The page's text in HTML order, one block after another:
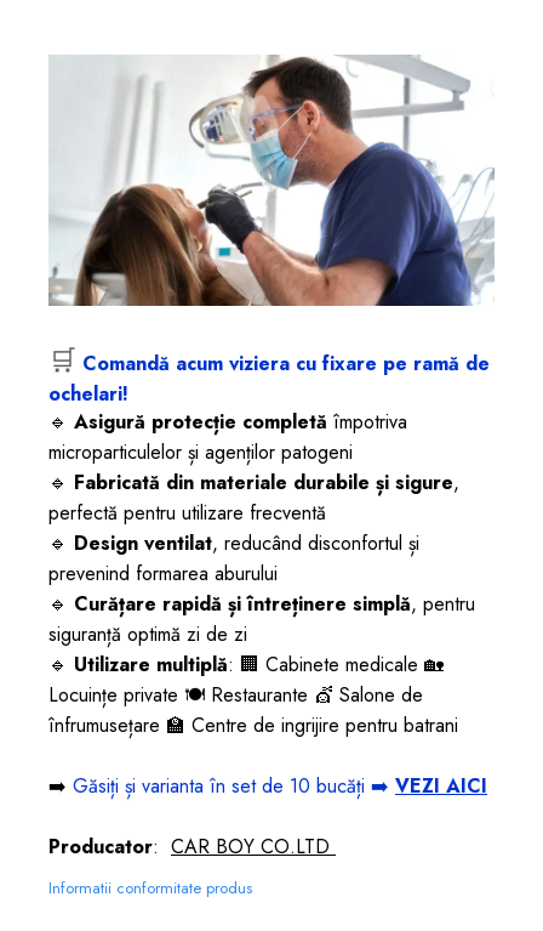
🛒 Comandă acum viziera cu fixare pe ramă de
ochelari!
🔹 Asigură protecție completă împotriva
microparticulelor și agenților patogeni
🔹 Fabricată din materiale durabile și sigure,
perfectă pentru utilizare frecventă
🔹 Design ventilat, reducând disconfortul și
prevenind formarea aburului
🔹 Curățare rapidă și întreținere simplă, pentru
siguranță optimă zi de zi
🔹 Utilizare multiplă: 🏢 Cabinete medicale 🏡
Locuințe private 🍽️ Restaurante 💇 Salone de
înfrumusețare 🏫 Centre de ingrijire pentru batrani
➡️ Găsiți și varianta în set de 10 bucăți ➡️ VEZI AICI
Producator: CAR BOY CO.LTD
Informatii conformitate produs